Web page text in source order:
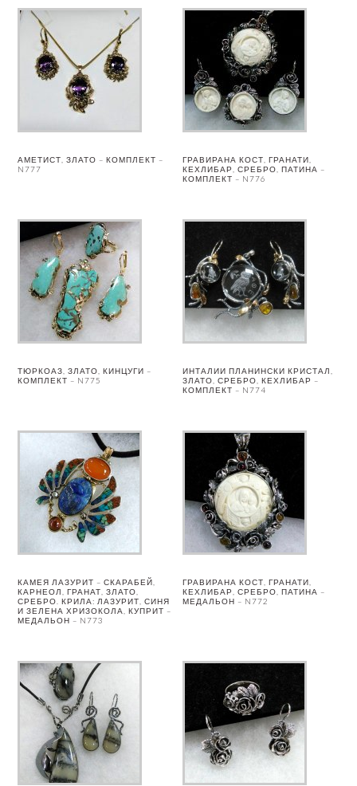
АМЕТИСТ, ЗЛАТО – КОМПЛЕКТ –
N777
ГРАВИРАНА КОСТ, ГРАНАТИ,
КЕХЛИБАР, СРЕБРО, ПАТИНА –
КОМПЛЕКТ – N776
ТЮРКОАЗ, ЗЛАТО, КИНЦУГИ –
КОМПЛЕКТ – N775
ИНТАЛИИ ПЛАНИНСКИ КРИСТАЛ,
ЗЛАТО, СРЕБРО, КЕХЛИБАР –
КОМПЛЕКТ – N774
КАМЕЯ ЛАЗУРИТ – СКАРАБЕЙ,
КАРНЕОЛ, ГРАНАТ, ЗЛАТО,
СРЕБРО. КРИЛА: ЛАЗУРИТ, СИНЯ
И ЗЕЛЕНА ХРИЗОКОЛА, КУПРИТ –
МЕДАЛЬОН – N773
ГРАВИРАНА КОСТ, ГРАНАТИ,
КЕХЛИБАР, СРЕБРО, ПАТИНА –
МЕДАЛЬОН – N772